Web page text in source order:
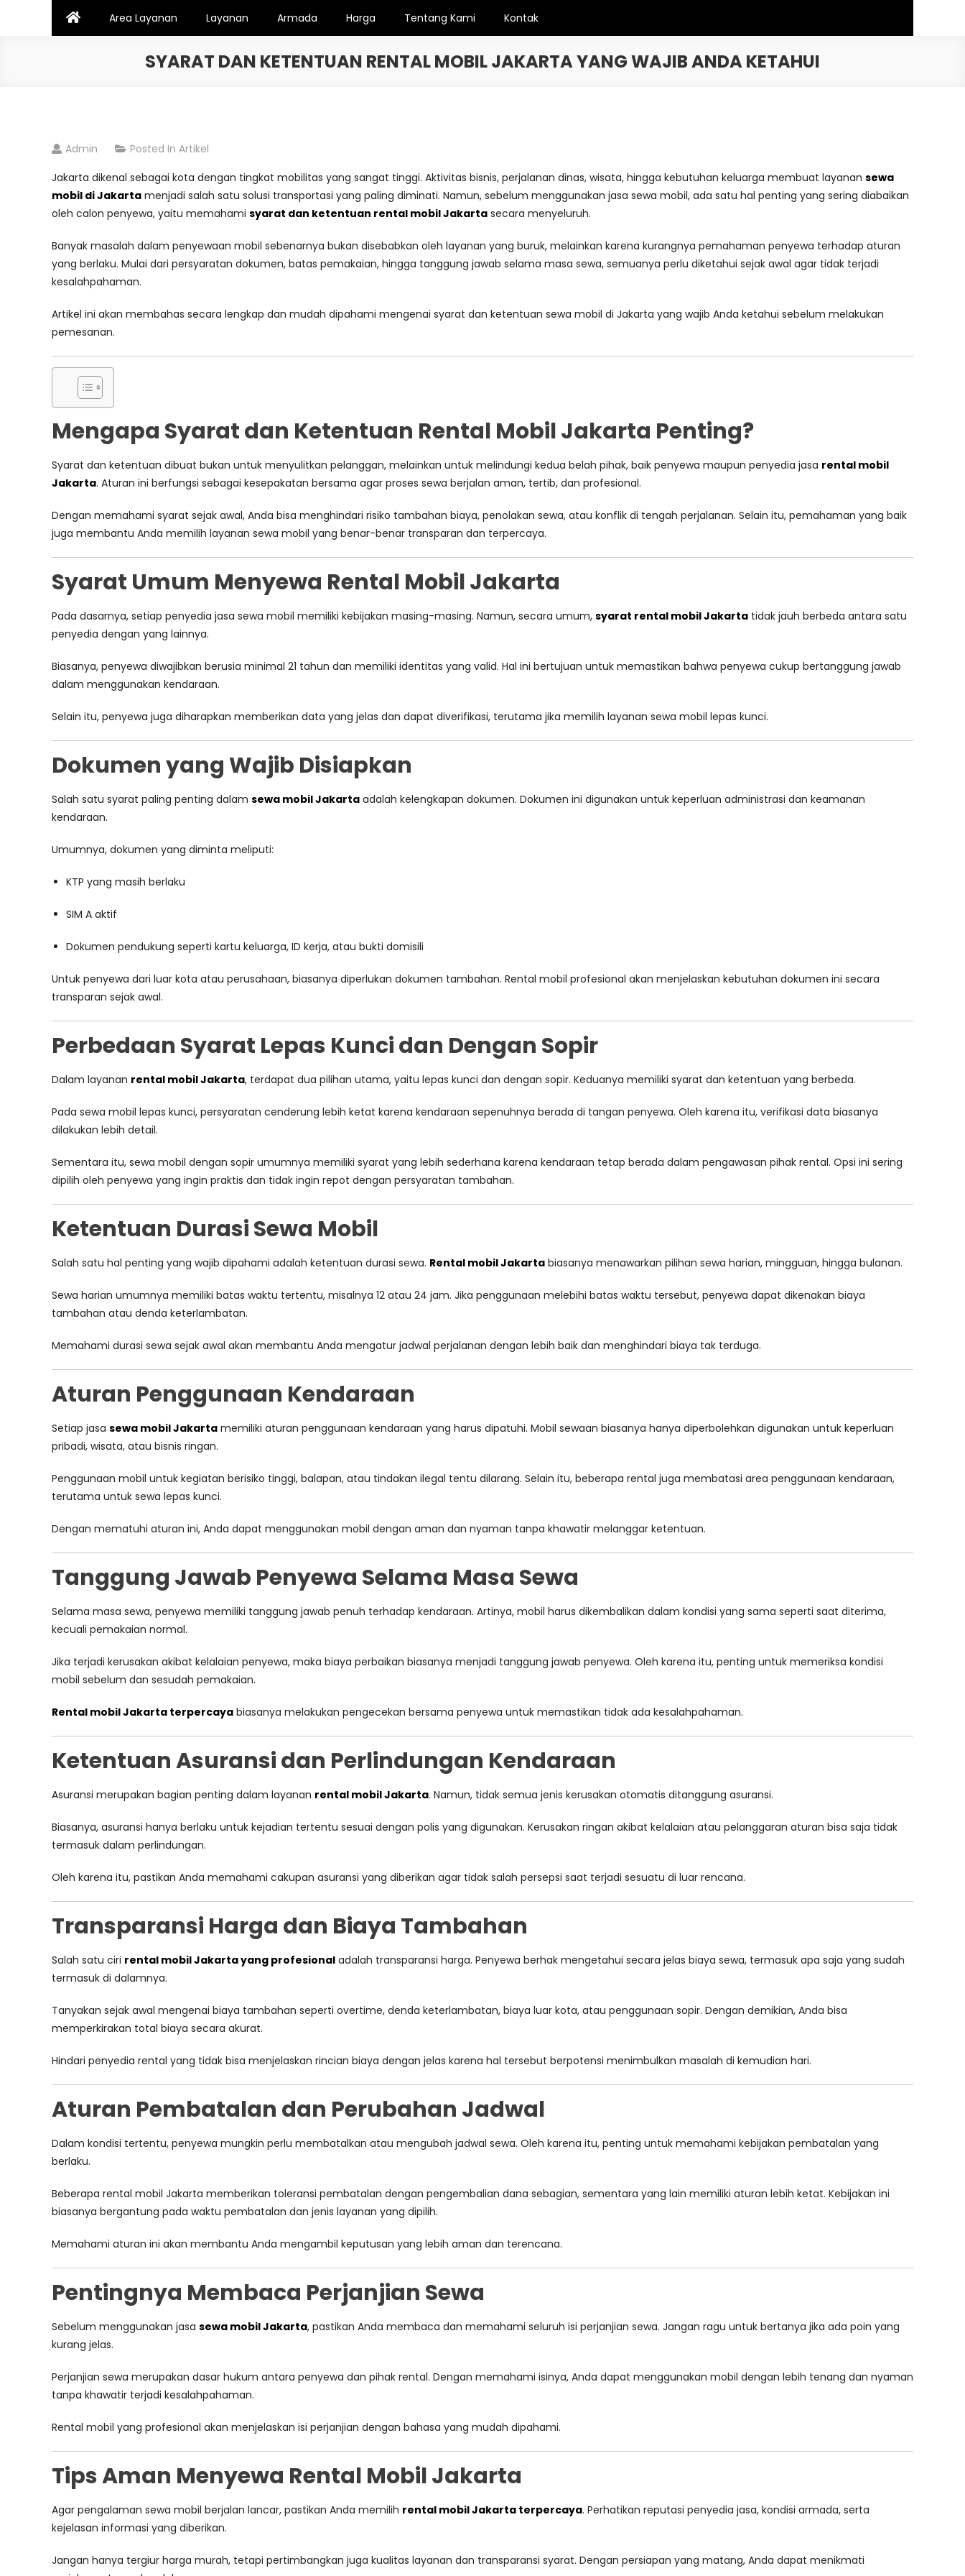
Area Layanan Layanan Armada Harga Tentang Kami Kontak
SYARAT DAN KETENTUAN RENTAL MOBIL JAKARTA YANG WAJIB ANDA KETAHUI
Admin Posted In Artikel
Jakarta dikenal sebagai kota dengan tingkat mobilitas yang sangat tinggi. Aktivitas bisnis, perjalanan dinas, wisata, hingga kebutuhan keluarga membuat layanan sewa
mobil di Jakarta menjadi salah satu solusi transportasi yang paling diminati. Namun, sebelum menggunakan jasa sewa mobil, ada satu hal penting yang sering diabaikan
oleh calon penyewa, yaitu memahami syarat dan ketentuan rental mobil Jakarta secara menyeluruh.
Banyak masalah dalam penyewaan mobil sebenarnya bukan disebabkan oleh layanan yang buruk, melainkan karena kurangnya pemahaman penyewa terhadap aturan
yang berlaku. Mulai dari persyaratan dokumen, batas pemakaian, hingga tanggung jawab selama masa sewa, semuanya perlu diketahui sejak awal agar tidak terjadi
kesalahpahaman.
Artikel ini akan membahas secara lengkap dan mudah dipahami mengenai syarat dan ketentuan sewa mobil di Jakarta yang wajib Anda ketahui sebelum melakukan
pemesanan.
Mengapa Syarat dan Ketentuan Rental Mobil Jakarta Penting?
Syarat dan ketentuan dibuat bukan untuk menyulitkan pelanggan, melainkan untuk melindungi kedua belah pihak, baik penyewa maupun penyedia jasa rental mobil
Jakarta. Aturan ini berfungsi sebagai kesepakatan bersama agar proses sewa berjalan aman, tertib, dan profesional.
Dengan memahami syarat sejak awal, Anda bisa menghindari risiko tambahan biaya, penolakan sewa, atau konflik di tengah perjalanan. Selain itu, pemahaman yang baik
juga membantu Anda memilih layanan sewa mobil yang benar-benar transparan dan terpercaya.
Syarat Umum Menyewa Rental Mobil Jakarta
Pada dasarnya, setiap penyedia jasa sewa mobil memiliki kebijakan masing-masing. Namun, secara umum, syarat rental mobil Jakarta tidak jauh berbeda antara satu
penyedia dengan yang lainnya.
Biasanya, penyewa diwajibkan berusia minimal 21 tahun dan memiliki identitas yang valid. Hal ini bertujuan untuk memastikan bahwa penyewa cukup bertanggung jawab
dalam menggunakan kendaraan.
Selain itu, penyewa juga diharapkan memberikan data yang jelas dan dapat diverifikasi, terutama jika memilih layanan sewa mobil lepas kunci.
Dokumen yang Wajib Disiapkan
Salah satu syarat paling penting dalam sewa mobil Jakarta adalah kelengkapan dokumen. Dokumen ini digunakan untuk keperluan administrasi dan keamanan
kendaraan.
Umumnya, dokumen yang diminta meliputi:
KTP yang masih berlaku
SIM A aktif
Dokumen pendukung seperti kartu keluarga, ID kerja, atau bukti domisili
Untuk penyewa dari luar kota atau perusahaan, biasanya diperlukan dokumen tambahan. Rental mobil profesional akan menjelaskan kebutuhan dokumen ini secara
transparan sejak awal.
Perbedaan Syarat Lepas Kunci dan Dengan Sopir
Dalam layanan rental mobil Jakarta, terdapat dua pilihan utama, yaitu lepas kunci dan dengan sopir. Keduanya memiliki syarat dan ketentuan yang berbeda.
Pada sewa mobil lepas kunci, persyaratan cenderung lebih ketat karena kendaraan sepenuhnya berada di tangan penyewa. Oleh karena itu, verifikasi data biasanya
dilakukan lebih detail.
Sementara itu, sewa mobil dengan sopir umumnya memiliki syarat yang lebih sederhana karena kendaraan tetap berada dalam pengawasan pihak rental. Opsi ini sering
dipilih oleh penyewa yang ingin praktis dan tidak ingin repot dengan persyaratan tambahan.
Ketentuan Durasi Sewa Mobil
Salah satu hal penting yang wajib dipahami adalah ketentuan durasi sewa. Rental mobil Jakarta biasanya menawarkan pilihan sewa harian, mingguan, hingga bulanan.
Sewa harian umumnya memiliki batas waktu tertentu, misalnya 12 atau 24 jam. Jika penggunaan melebihi batas waktu tersebut, penyewa dapat dikenakan biaya
tambahan atau denda keterlambatan.
Memahami durasi sewa sejak awal akan membantu Anda mengatur jadwal perjalanan dengan lebih baik dan menghindari biaya tak terduga.
Aturan Penggunaan Kendaraan
Setiap jasa sewa mobil Jakarta memiliki aturan penggunaan kendaraan yang harus dipatuhi. Mobil sewaan biasanya hanya diperbolehkan digunakan untuk keperluan
pribadi, wisata, atau bisnis ringan.
Penggunaan mobil untuk kegiatan berisiko tinggi, balapan, atau tindakan ilegal tentu dilarang. Selain itu, beberapa rental juga membatasi area penggunaan kendaraan,
terutama untuk sewa lepas kunci.
Dengan mematuhi aturan ini, Anda dapat menggunakan mobil dengan aman dan nyaman tanpa khawatir melanggar ketentuan.
Tanggung Jawab Penyewa Selama Masa Sewa
Selama masa sewa, penyewa memiliki tanggung jawab penuh terhadap kendaraan. Artinya, mobil harus dikembalikan dalam kondisi yang sama seperti saat diterima,
kecuali pemakaian normal.
Jika terjadi kerusakan akibat kelalaian penyewa, maka biaya perbaikan biasanya menjadi tanggung jawab penyewa. Oleh karena itu, penting untuk memeriksa kondisi
mobil sebelum dan sesudah pemakaian.
Rental mobil Jakarta terpercaya biasanya melakukan pengecekan bersama penyewa untuk memastikan tidak ada kesalahpahaman.
Ketentuan Asuransi dan Perlindungan Kendaraan
Asuransi merupakan bagian penting dalam layanan rental mobil Jakarta. Namun, tidak semua jenis kerusakan otomatis ditanggung asuransi.
Biasanya, asuransi hanya berlaku untuk kejadian tertentu sesuai dengan polis yang digunakan. Kerusakan ringan akibat kelalaian atau pelanggaran aturan bisa saja tidak
termasuk dalam perlindungan.
Oleh karena itu, pastikan Anda memahami cakupan asuransi yang diberikan agar tidak salah persepsi saat terjadi sesuatu di luar rencana.
Transparansi Harga dan Biaya Tambahan
Salah satu ciri rental mobil Jakarta yang profesional adalah transparansi harga. Penyewa berhak mengetahui secara jelas biaya sewa, termasuk apa saja yang sudah
termasuk di dalamnya.
Tanyakan sejak awal mengenai biaya tambahan seperti overtime, denda keterlambatan, biaya luar kota, atau penggunaan sopir. Dengan demikian, Anda bisa
memperkirakan total biaya secara akurat.
Hindari penyedia rental yang tidak bisa menjelaskan rincian biaya dengan jelas karena hal tersebut berpotensi menimbulkan masalah di kemudian hari.
Aturan Pembatalan dan Perubahan Jadwal
Dalam kondisi tertentu, penyewa mungkin perlu membatalkan atau mengubah jadwal sewa. Oleh karena itu, penting untuk memahami kebijakan pembatalan yang
berlaku.
Beberapa rental mobil Jakarta memberikan toleransi pembatalan dengan pengembalian dana sebagian, sementara yang lain memiliki aturan lebih ketat. Kebijakan ini
biasanya bergantung pada waktu pembatalan dan jenis layanan yang dipilih.
Memahami aturan ini akan membantu Anda mengambil keputusan yang lebih aman dan terencana.
Pentingnya Membaca Perjanjian Sewa
Sebelum menggunakan jasa sewa mobil Jakarta, pastikan Anda membaca dan memahami seluruh isi perjanjian sewa. Jangan ragu untuk bertanya jika ada poin yang
kurang jelas.
Perjanjian sewa merupakan dasar hukum antara penyewa dan pihak rental. Dengan memahami isinya, Anda dapat menggunakan mobil dengan lebih tenang dan nyaman
tanpa khawatir terjadi kesalahpahaman.
Rental mobil yang profesional akan menjelaskan isi perjanjian dengan bahasa yang mudah dipahami.
Tips Aman Menyewa Rental Mobil Jakarta
Agar pengalaman sewa mobil berjalan lancar, pastikan Anda memilih rental mobil Jakarta terpercaya. Perhatikan reputasi penyedia jasa, kondisi armada, serta
kejelasan informasi yang diberikan.
Jangan hanya tergiur harga murah, tetapi pertimbangkan juga kualitas layanan dan transparansi syarat. Dengan persiapan yang matang, Anda dapat menikmati